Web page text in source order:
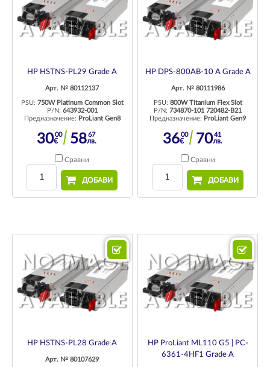
HP HSTNS-PL29 Grade A
Арт. № 80112137
PSU: 750W Platinum Common Slot
P/N: 643932-001
Предназначение: ProLiant Gen8
3000
€ 5867
лв.
Сравни
ДОБАВИ
HP DPS-800AB-10 A Grade A
Арт. № 80111986
PSU: 800W Titanium Flex Slot
P/N:734870-101 720482-B21
Предназначение: ProLiant Gen9
3600
€ 7041
лв.
Сравни
ДОБАВИ
HP HSTNS-PL28 Grade A
Арт. № 80107629
HP ProLiant ML110 G5 | PC-
6361-4HF1 Grade A